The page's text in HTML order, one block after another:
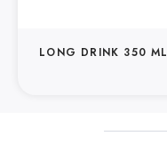
LONG DRINK 350 ML